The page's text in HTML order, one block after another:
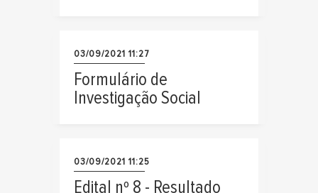
03/09/2021 11:27
Formulário de
Investigação Social
03/09/2021 11:25
Edital nº 8 - Resultado